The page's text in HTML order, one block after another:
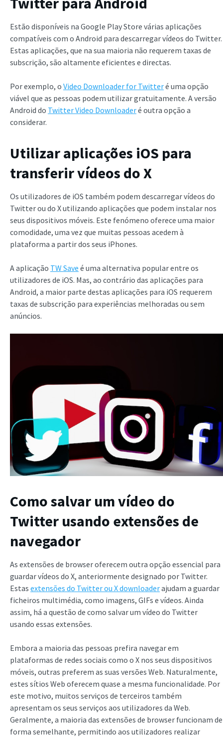
Estão disponíveis na Google Play Store várias aplicações
compatíveis com o Android para descarregar vídeos do Twitter.
Estas aplicações, que na sua maioria não requerem taxas de
subscrição, são altamente eficientes e directas.
Por exemplo, o Video Downloader for Twitteré uma opção
viável que as pessoas podem utilizar gratuitamente. A versão
Android do Twitter Video Downloaderé outra opção a
considerar.
Utilizar aplicações iOS para
transferir vídeos do X
Os utilizadores de iOS também podem descarregar vídeos do
Twitter ou do X utilizando aplicações que podem instalar nos
seus dispositivos móveis. Este fenómeno oferece uma maior
comodidade, uma vez que muitas pessoas acedem à
plataforma a partir dos seus iPhones.
A aplicação TW Save é uma alternativa popular entre os
utilizadores de iOS. Mas, ao contrário das aplicações para
Android, a maior parte destas aplicações para iOS requerem
taxas de subscrição para experiências melhoradas ou sem
anúncios.
Como salvar um vídeo do
Twitter usando extensões de
navegador
As extensões de browser oferecem outra opção essencial para
guardar vídeos do X, anteriormente designado por Twitter.
Estas extensões do Twitter ou X downloaderajudam a guardar
ficheiros multimédia, como imagens, GIFs e vídeos. Ainda
assim, há a questão de como salvar um vídeo do Twitter
usando essas extensões.
Embora a maioria das pessoas prefira navegar em
plataformas de redes sociais como o X nos seus dispositivos
móveis, outras preferem as suas versões Web. Naturalmente,
estes sítios Web oferecem quase a mesma funcionalidade. Por
este motivo, muitos serviços de terceiros também
apresentam os seus serviços aos utilizadores da Web.
Geralmente, a maioria das extensões de browser funcionam de
forma semelhante, permitindo aos utilizadores realizar